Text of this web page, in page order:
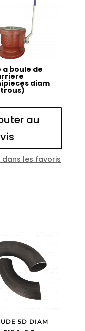
a boule de
diam
trous)
au
dans les favoris
5D DIAM